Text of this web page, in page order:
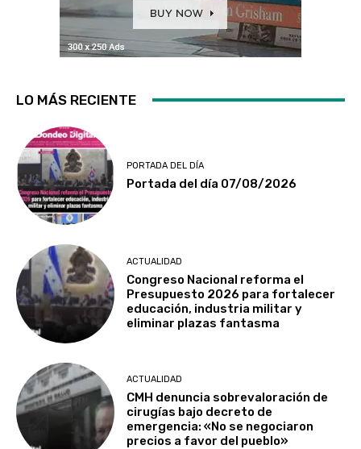
LO MÁS RECIENTE
PORTADA DEL DÍA
Portada del día 07/08/2026
ACTUALIDAD
Congreso Nacional reforma el
Presupuesto 2026 para fortalecer
educación, industria militar y
eliminar plazas fantasma
ACTUALIDAD
CMH denuncia sobrevaloración de
cirugías bajo decreto de
emergencia: «No se negociaron
precios a favor del pueblo»